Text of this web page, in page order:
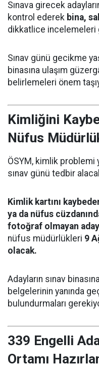
Sınava girecek
kontrol ederek bina,
dikkatlice incelemeleri
Sınav günü gecikme
binasına ulaşım
belirlemeleri önem
Kimliğini
Nüfus
ÖSYM, kimlik problemi
sınav günü tedbir
Kimlik kartını
ya da nüfus
fotoğraf olmayan
nüfus müdürlükleri 9
olacak.
Adayların sınav
belgelerinin yanında
bulundurmaları
339 Engelli
Ortamı